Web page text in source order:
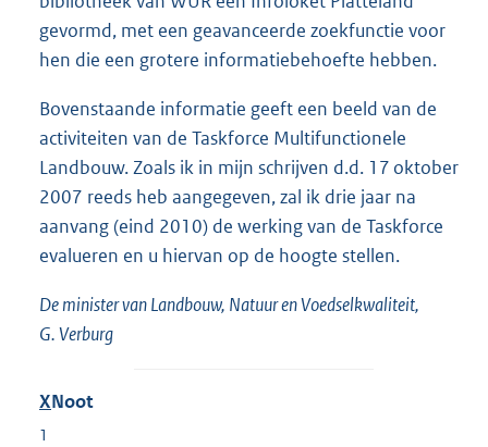
gevormd, met een geavanceerde zoekfunctie voor
hen die een grotere informatiebehoefte hebben.
Bovenstaande informatie geeft een beeld van de
activiteiten van de Taskforce Multifunctionele
Landbouw. Zoals ik in mijn schrijven d.d. 17 oktober
2007 reeds heb aangegeven, zal ik drie jaar na
aanvang (eind 2010) de werking van de Taskforce
evalueren en u hiervan op de hoogte stellen.
De minister van Landbouw, Natuur en Voedselkwaliteit,
G. Verburg
XNoot
1